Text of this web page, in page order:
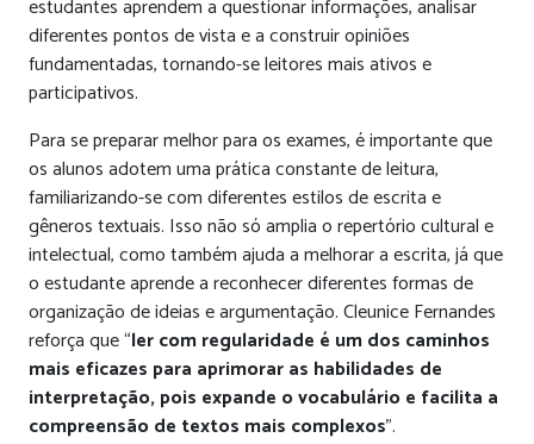
estudantes aprendem a questionar informações, analisar
diferentes pontos de vista e a construir opiniões
fundamentadas, tornando-se leitores mais ativos e
participativos.
Para se preparar melhor para os exames, é importante que
os alunos adotem uma prática constante de leitura,
familiarizando-se com diferentes estilos de escrita e
gêneros textuais. Isso não só amplia o repertório cultural e
intelectual, como também ajuda a melhorar a escrita, já que
o estudante aprende a reconhecer diferentes formas de
organização de ideias e argumentação. Cleunice Fernandes
reforça que “ler com regularidade é um dos caminhos
mais eficazes para aprimorar as habilidades de
interpretação, pois expande o vocabulário e facilita a
compreensão de textos mais complexos”.